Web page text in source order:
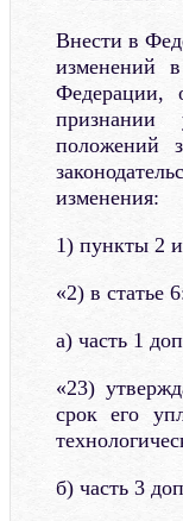
Внести в
изменений
Федерации,
признании
положений
изменения:
1) пункты 2
«2) в статье
а) часть 1
«23)
срок его
б) часть 3